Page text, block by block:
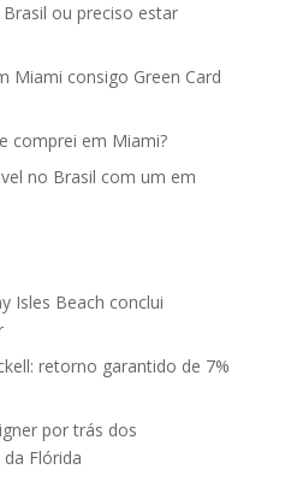
ou preciso estar
Miami consigo Green Card
comprei em Miami?
no Brasil com um em
Isles Beach conclui
retorno garantido de 7%
por trás dos
Flórida